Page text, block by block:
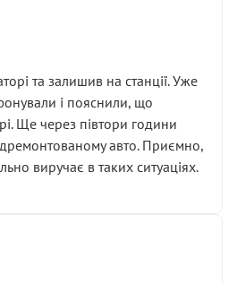
знімати колеса”
не можна
додаткових робіт без
дякую!
виглядає абсурдно:
гальмівної рідини потрібно
гальмівним циліндром у
трохи розуміється на техніці,
непрофесійно, а як максимум —
вузол замість елементарних
та залишив на станції. Уже
і пояснили, що
Ще через півтори години
авто. Приємно,
виручає в таких ситуаціях.